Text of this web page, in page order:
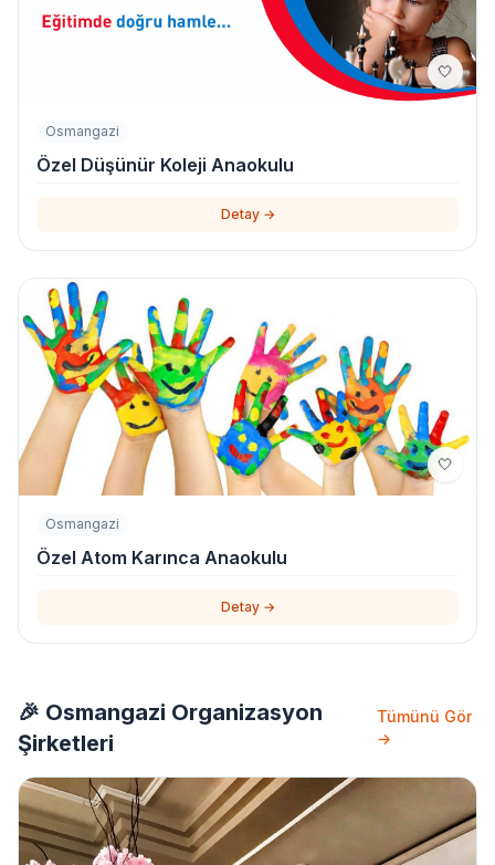
🤍
Osmangazi
Özel Düşünür Koleji Anaokulu
Detay →
🤍
Osmangazi
Özel Atom Karınca Anaokulu
Detay →
🎉 Osmangazi Organizasyon
Şirketleri
Tümünü Gör
→